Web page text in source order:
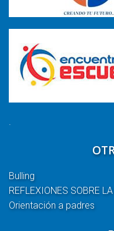
.
Bulling
REFLEXIONES SOBRE
Orientación a padres